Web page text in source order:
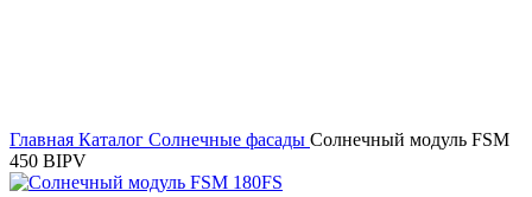
Главная Каталог Солнечные фасады Солнечный модуль FSM
450 BIPV